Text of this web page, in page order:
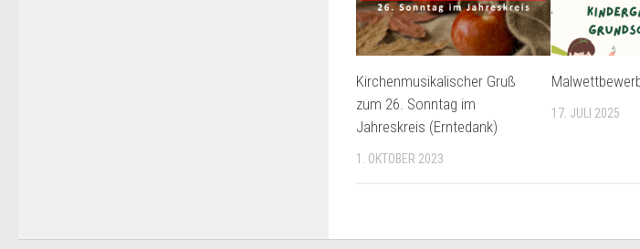
Kirchenmusikalischer Gruß
zum 26. Sonntag im
Jahreskreis (Erntedank)
1. OKTOBER 2023
17. JULI 2025